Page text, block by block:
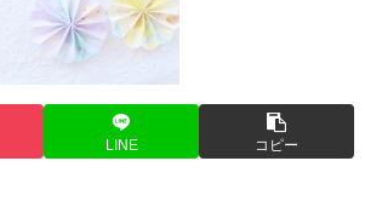
LINE コピー